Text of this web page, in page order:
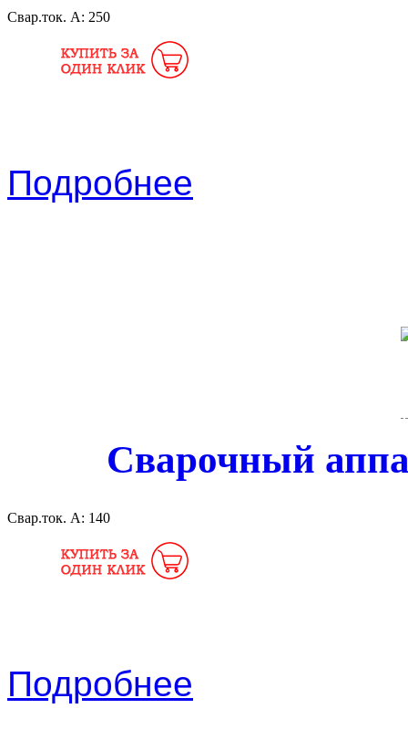
Свар.ток. А: 250
Подробнее
Сварочный
Свар.ток. А: 140
Подробнее